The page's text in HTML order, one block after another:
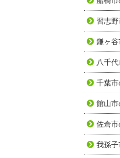
習志
鎌ヶ
八千
千葉
館山
佐倉
我孫